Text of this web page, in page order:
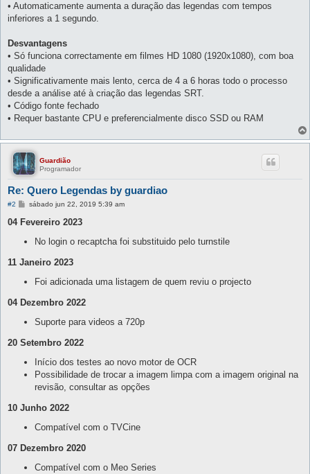
• Automaticamente aumenta a duração das legendas com tempos
inferiores a 1 segundo.
Desvantagens
• Só funciona correctamente em filmes HD 1080 (1920x1080), com boa
qualidade
• Significativamente mais lento, cerca de 4 a 6 horas todo o processo
desde a análise até à criação das legendas SRT.
• Código fonte fechado
• Requer bastante CPU e preferencialmente disco SSD ou RAM
Guardião
Programador
Re: Quero Legendas by guardiao
#2
M
n
g
m
sábado jun 22, 2019 5:39 am
04 Fevereiro 2023
No login o recaptcha foi substituido pelo turnstile
11 Janeiro 2023
Foi adicionada uma listagem de quem reviu o projecto
04 Dezembro 2022
Suporte para videos a 720p
20 Setembro 2022
Início dos testes ao novo motor de OCR
Possibilidade de trocar a imagem limpa com a imagem original na
revisão, consultar as opções
10 Junho 2022
Compatível com o TVCine
07 Dezembro 2020
Compatível com o Meo Series